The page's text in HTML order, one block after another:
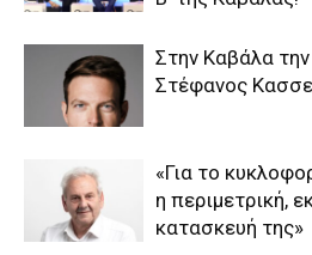
Στην Καβάλα
Στέφανος
«Για το
η περιμετρική,
κατασκευή της»